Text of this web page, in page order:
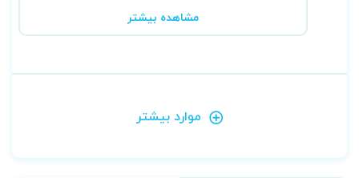
مشاهده بیشتر
موارد بیشتر